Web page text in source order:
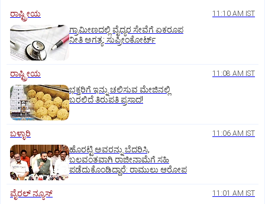
ರಾಷ್ಟ್ರೀಯ 11:10 AM IST
ಗ್ರಾಮೀಣದಲ್ಲಿ ವೈದ್ಯರ ಸೇವೆಗೆ ಏಕರೂಪ
ನೀತಿ ಅಗತ್ಯ: ಸುಪ್ರೀಂಕೋರ್ಟ್‌
ರಾಷ್ಟ್ರೀಯ 11:08 AM IST
ಭಕ್ತರಿಗೆ ಇನ್ನು ಚಲಿಸುವ ಮೇಜಿನಲ್ಲಿ
ಬರಲಿದೆ ತಿರುಪತಿ ಪ್ರಸಾದ!
ಬಳ್ಳಾರಿ 11:06 AM IST
ಹೊರಟ್ಟಿ ಅವರನ್ನು ಬೆದರಿಸಿ,
ಬಲವಂತವಾಗಿ ರಾಜೀನಾಮೆಗೆ ಸಹಿ
ಪಡೆದುಕೊಂಡಿದ್ದಾರೆ: ರಾಮುಲು ಆರೋಪ
ವೈರಲ್ ನ್ಯೂಸ್ 11:01 AM IST